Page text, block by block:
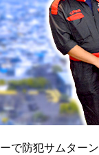
防犯サムターン